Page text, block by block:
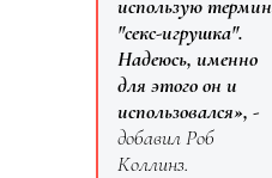
использую термин
"секс-игрушка".
Надеюсь, именно
для этого он и
использовался», -
добавил Роб
Коллинз.